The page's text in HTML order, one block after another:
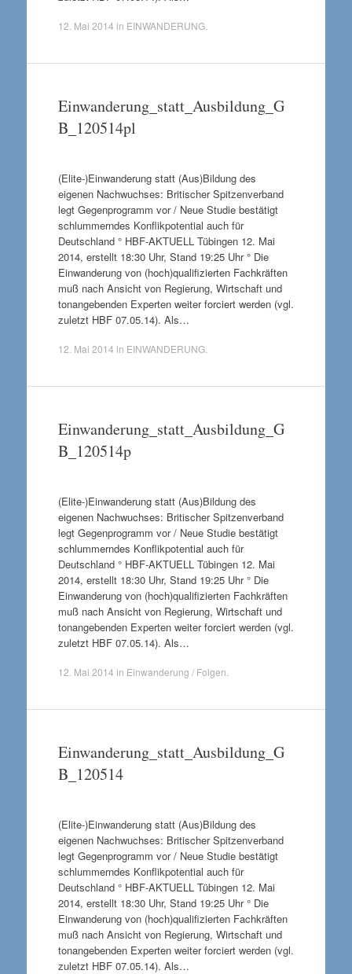
12. Mai 2014 in EINWANDERUNG.
Einwanderung_statt_Ausbildung_G
B_120514pl
(Elite-)Einwanderung statt (Aus)Bildung des
eigenen Nachwuchses: Britischer Spitzenverband
legt Gegenprogramm vor / Neue Studie bestätigt
schlummerndes Konflikpotential auch für
Deutschland ° HBF-AKTUELL Tübingen 12. Mai
2014, erstellt 18:30 Uhr, Stand 19:25 Uhr ° Die
Einwanderung von (hoch)qualifizierten Fachkräften
muß nach Ansicht von Regierung, Wirtschaft und
tonangebenden Experten weiter forciert werden (vgl.
zuletzt HBF 07.05.14). Als…
12. Mai 2014 in EINWANDERUNG.
Einwanderung_statt_Ausbildung_G
B_120514p
(Elite-)Einwanderung statt (Aus)Bildung des
eigenen Nachwuchses: Britischer Spitzenverband
legt Gegenprogramm vor / Neue Studie bestätigt
schlummerndes Konflikpotential auch für
Deutschland ° HBF-AKTUELL Tübingen 12. Mai
2014, erstellt 18:30 Uhr, Stand 19:25 Uhr ° Die
Einwanderung von (hoch)qualifizierten Fachkräften
muß nach Ansicht von Regierung, Wirtschaft und
tonangebenden Experten weiter forciert werden (vgl.
zuletzt HBF 07.05.14). Als…
12. Mai 2014 in Einwanderung / Folgen
Einwanderung_statt_Ausbildung_G
B_120514
(Elite-)Einwanderung statt (Aus)Bildung des
eigenen Nachwuchses: Britischer Spitzenverband
legt Gegenprogramm vor / Neue Studie bestätigt
schlummerndes Konflikpotential auch für
Deutschland ° HBF-AKTUELL Tübingen 12. Mai
2014, erstellt 18:30 Uhr, Stand 19:25 Uhr ° Die
Einwanderung von (hoch)qualifizierten Fachkräften
muß nach Ansicht von Regierung, Wirtschaft und
tonangebenden Experten weiter forciert werden (vgl.
zuletzt HBF 07.05.14). Als…